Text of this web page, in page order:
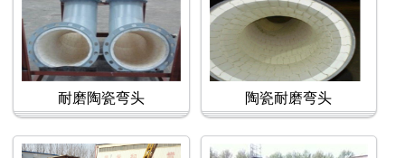
耐磨陶瓷弯头 陶瓷耐磨弯头